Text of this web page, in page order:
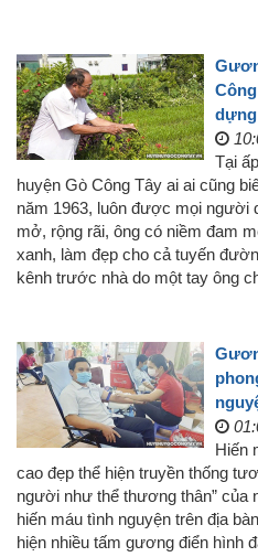
Tại
huyện Gò Công Tây ai ai cũng
năm 1963, luôn được mọi người
mở, rộng rãi, ông có niềm đam
xanh, làm đẹp cho cả tuyến
kênh trước nhà do một tay ông
Hiến
cao đẹp thể hiện truyền thống
người như thể thương thân” của
hiến máu tình nguyện trên địa
hiện nhiều tấm gương điển hình